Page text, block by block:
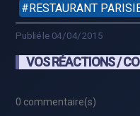
RESTAURANT
Publié le 04/04/2015
VOS RÉACTIONS /
0 commentaire(s)